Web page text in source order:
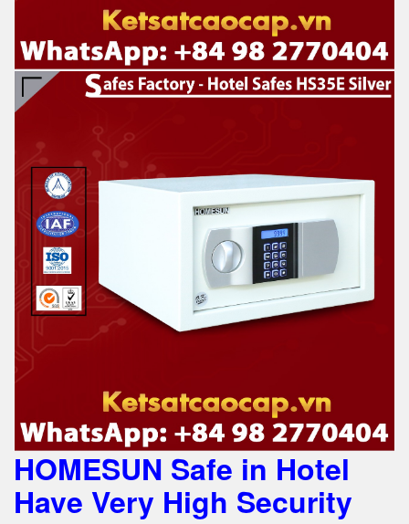
HOMESUN Safe in Hotel
Have Very High Security